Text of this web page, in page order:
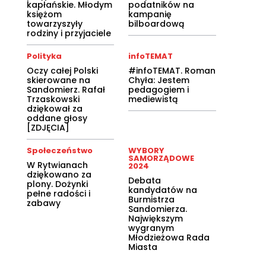
kapłańskie. Młodym
księżom
towarzyszyły
rodziny i przyjaciele
podatników na
kampanię
bilboardową
Polityka
Oczy całej Polski
skierowane na
Sandomierz. Rafał
Trzaskowski
dziękował za
oddane głosy
[ZDJĘCIA]
infoTEMAT
#infoTEMAT. Roman
Chyła: Jestem
pedagogiem i
mediewistą
Społeczeństwo
W Rytwianach
dziękowano za
plony. Dożynki
pełne radości i
zabawy
WYBORY
SAMORZĄDOWE
2024
Debata
kandydatów na
Burmistrza
Sandomierza.
Największym
wygranym
Młodzieżowa Rada
Miasta